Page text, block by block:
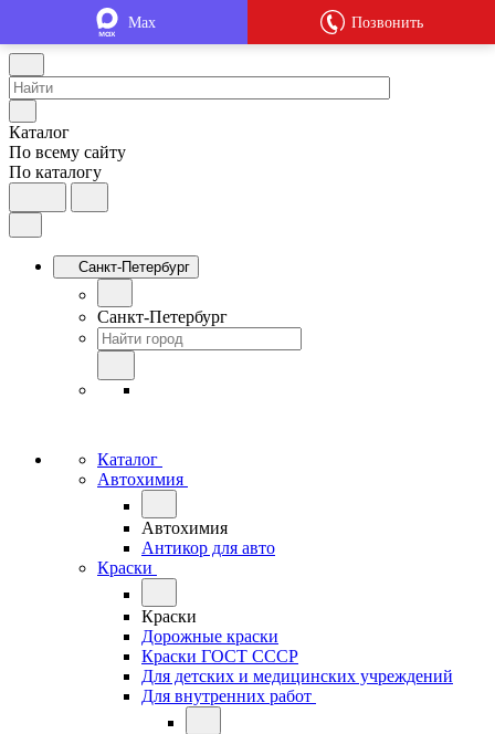
Каталог
По всему сайту
По каталогу
Санкт-Петербург
Санкт-Петербург
Каталог
Автохимия
Автохимия
Антикор для авто
Краски
Краски
Дорожные краски
Краски ГОСТ СССР
Для детских и медицинских учреждений
Для внутренних работ
Max Позвонить